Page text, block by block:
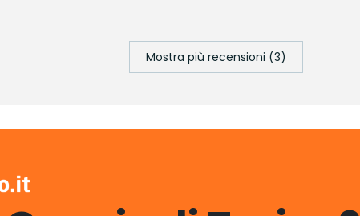
Mostra più recensioni (3)